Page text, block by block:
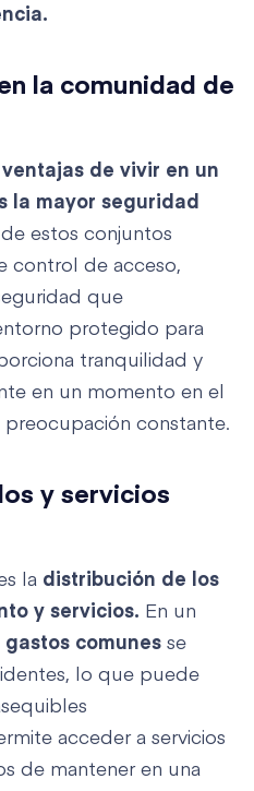
la comunidad de
de vivir en un
la mayor seguridad
estos conjuntos
control de acceso,
que
protegido para
tranquilidad y
en un momento en el
constante.
y servicios
la distribución de los
y servicios. En un
gastos comunes se
lo que puede
acceder a servicios
de mantener en una